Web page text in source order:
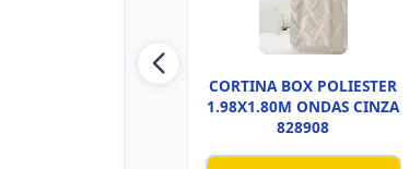
CORTINA BOX POLIESTER
1.98X1.80M ONDAS CINZA
828908